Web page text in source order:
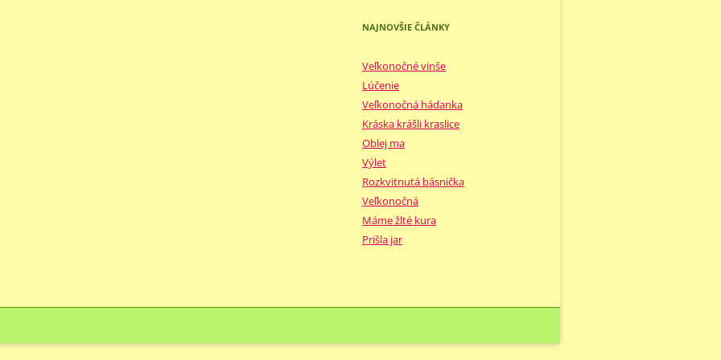
NAJNOVŠIE ČLÁNKY
Veľkonočné vinše
Lúčenie
Veľkonočná hádanka
Kráska krášli kraslice
Oblej ma
Výlet
Rozkvitnutá básnička
Veľkonočná
Máme žlté kura
Prišla jar